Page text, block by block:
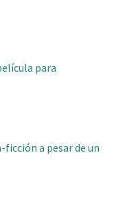
para
a pesar de un